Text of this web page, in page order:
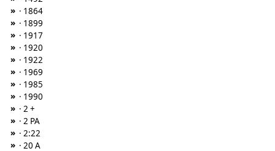
» · 1864
» · 1899
» · 1917
» · 1920
» · 1922
» · 1969
» · 1985
» · 1990
» · 2 +
» · 2 PA
» · 2:22
» · 20 A